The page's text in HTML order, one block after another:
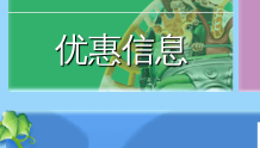
优惠信息